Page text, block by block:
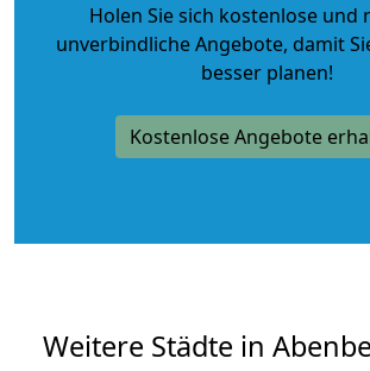
Holen Sie sich kostenlose und
unverbindliche Angebote, damit
besser planen!
Kostenlose Angebote
Weitere Städte in